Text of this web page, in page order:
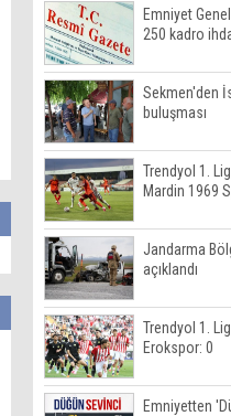
Emniyet
250 kadro
Sekmen'den
buluşması
Trendyol 1.
Mardin 1969
Jandarma
açıklandı
Trendyol 1.
Erokspor: 0
Emniyetten